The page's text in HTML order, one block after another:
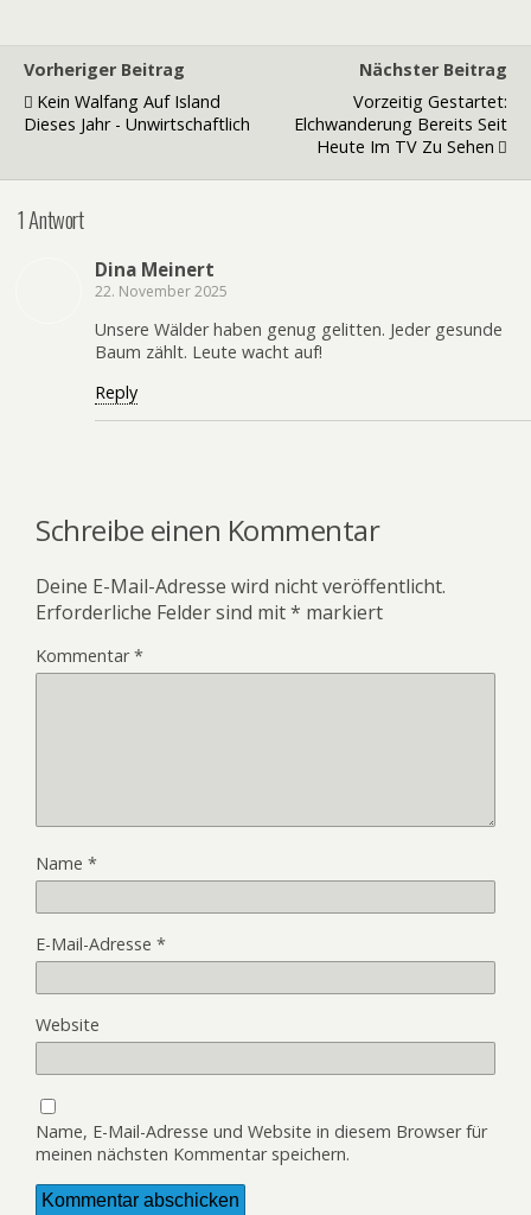
Vorheriger Beitrag
Kein Walfang Auf Island
Dieses Jahr - Unwirtschaftlich
Nächster Beitrag
Vorzeitig Gestartet:
Elchwanderung Bereits Seit
Heute Im TV Zu Sehen
1 Antwort
Dina Meinert
22. November 2025
Unsere Wälder haben genug gelitten. Jeder gesunde
Baum zählt. Leute wacht auf!
Reply
Schreibe einen Kommentar
Deine E-Mail-Adresse wird nicht veröffentlicht.
Erforderliche Felder sind mit* markiert
Kommentar*
Name *
E-Mail-Adresse *
Website
Name, E-Mail-Adresse und Website in diesem Browser für
meinen nächsten Kommentar speichern.